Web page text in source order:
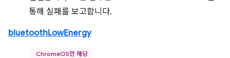
통해 실패를 보고합니다.
bluetoothLowEnergy
ChromeOS만 해당